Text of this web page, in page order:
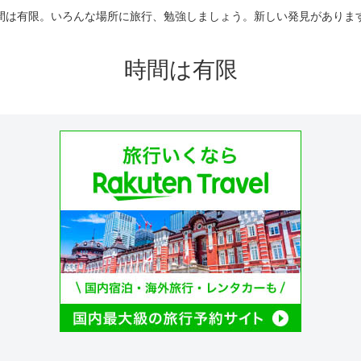
は有限。いろんな場所に旅行、勉強しましょう。新しい発見がありま
時間は有限